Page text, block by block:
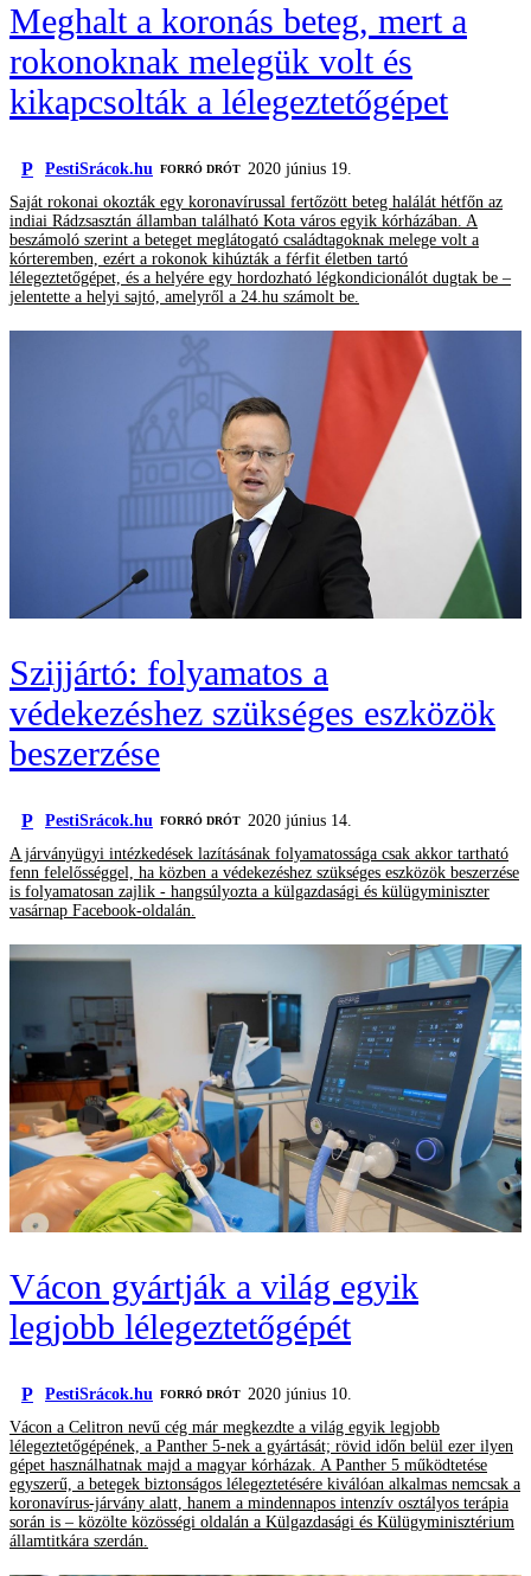
Meghalt a koronás beteg, mert a
rokonoknak melegük volt és
kikapcsolták a lélegeztetőgépet
P PestiSrácok.hu FORRÓ DRÓT 2020 június 19.
Saját rokonai okozták egy koronavírussal fertőzött beteg halálát hétfőn az
indiai Rádzsasztán államban található Kota város egyik kórházában. A
beszámoló szerint a beteget meglátogató családtagoknak melege volt a
kórteremben, ezért a rokonok kihúzták a férfit életben tartó
lélegeztetőgépet, és a helyére egy hordozható légkondicionálót dugtak be –
jelentette a helyi sajtó, amelyről a 24.hu számolt be.
Szijjártó: folyamatos a
védekezéshez szükséges eszközök
beszerzése
P PestiSrácok.hu FORRÓ DRÓT 2020 június 14.
A járványügyi intézkedések lazításának folyamatossága csak akkor tartható
fenn felelősséggel, ha közben a védekezéshez szükséges eszközök beszerzése
is folyamatosan zajlik - hangsúlyozta a külgazdasági és külügyminiszter
vasárnap Facebook-oldalán.
Vácon gyártják a világ egyik
legjobb lélegeztetőgépét
P PestiSrácok.hu FORRÓ DRÓT
2020 június 10.
Vácon a Celitron nevű cég már megkezdte a világ egyik legjobb
lélegeztetőgépének, a Panther 5-nek a gyártását; rövid időn belül ezer ilyen
gépet használhatnak majd a magyar kórházak. A Panther 5 működtetése
egyszerű, a betegek biztonságos lélegeztetésére kiválóan alkalmas nemcsak a
koronavírus-járvány alatt, hanem a mindennapos intenzív osztályos terápia
során is – közölte közösségi oldalán a Külgazdasági és Külügyminisztérium
államtitkára szerdán.